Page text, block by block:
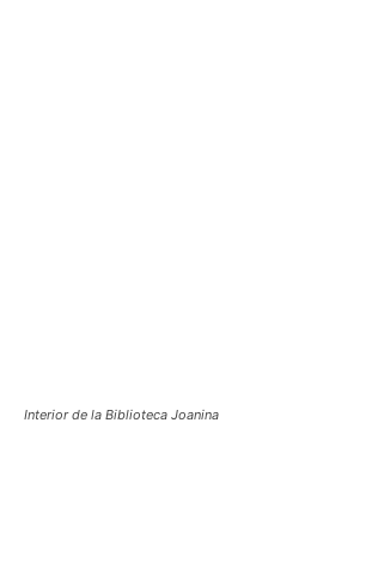
Interior de la Biblioteca Joanina